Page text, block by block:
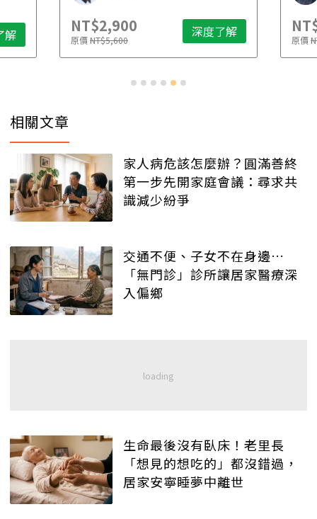
解 NT$2,900
原價NT$5,600 深度了解 原價
相關文章
家人病危該怎麼辦？圓滿善終
第一步先開家庭會議：尋求共
識減少紛爭
交通不便、子女不在身邊…
「無門診」診所讓居家醫療深
入偏鄉
生命最後沒有臥床！老里長
「想見的想吃的」都沒錯過，
居家安寧睡夢中離世